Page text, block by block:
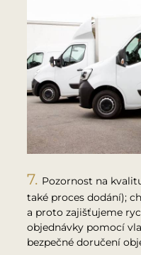
Pozornost na
také proces dodání);
a proto zajišťujeme
objednávky pomocí
bezpečné doručení